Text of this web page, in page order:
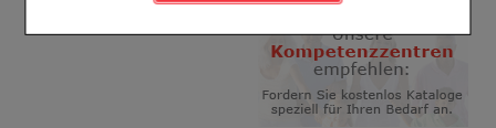
Einkaufserlebnis noch ansprechender zu gestalten,
beispielsweise für die Wiedererkennung des
Besuchers oder unsere Seite an bevorzugte
Verhaltensweisen (z.B. Spracheinstellung)
anzupassen. Komfort-Cookies ermöglichen es uns